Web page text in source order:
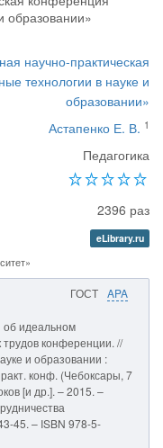
научно-практическая
технологии в науке и
образовании»
Астапенко Е. В. 1
Педагогика
2396 раз
eLibrary.ru
ГОСТ APA
идеальном
трудов конференции. //
и образовании :
конф. (Чебоксары, 7
[и др.]. – 2015. –
45. – ISBN 978-5-